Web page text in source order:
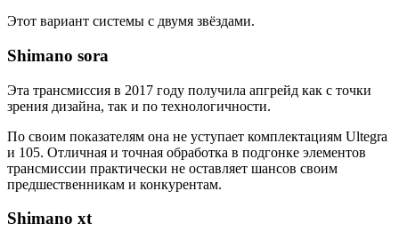
Этот вариант системы с двумя звёздами.
Shimano sora
Эта трансмиссия в 2017 году получила апгрейд как с точки
зрения дизайна, так и по технологичности.
По своим показателям она не уступает комплектациям Ultegra
и 105. Отличная и точная обработка в подгонке элементов
трансмиссии практически не оставляет шансов своим
предшественникам и конкурентам.
Shimano xt